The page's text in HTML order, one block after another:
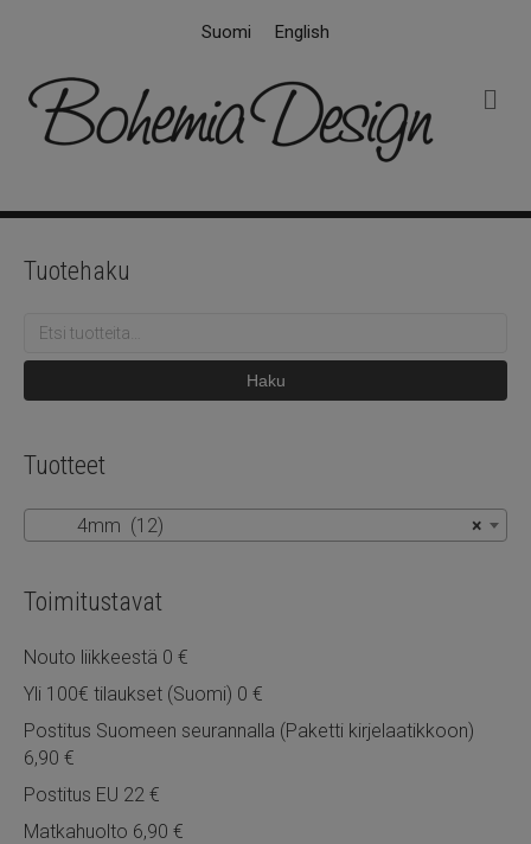
Suomi English
k
Tuotehaku
Etsi:
Haku
Tuotteet
×
4mm (12)
Toimitustavat
Nouto liikkeestä 0 €
Yli 100€ tilaukset (Suomi) 0 €
Postitus Suomeen seurannalla (Paketti kirjelaatikkoon)
6,90 €
Postitus EU 22 €
Matkahuolto 6,90 €